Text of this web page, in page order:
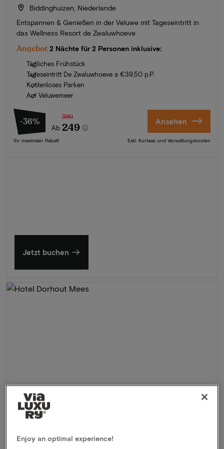
Biddinghuizen, Niederlande
Entspannen & Genießen in der Veluwe mit Tageseintritt in
das Wellness Resort de Zwaluwhoeve
Angebot 2 Nächte für 2 Personen inklusive:
Tägliches Frühstück
Tageseintritt De Zwaluwhoeve a €39,50 p.P.
Kostenloses Parken
Am Veluwemeer
-36%
Ab
390
249
Ihr maximaler Rabatt
Ansehen
Exkl. Kurtaxe und Verwaltungskosten
Jetzt buchen
Hotel Dorhout Mees★★★
Enjoy an optimal experience!